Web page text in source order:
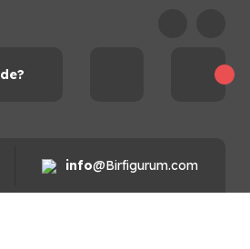
info@Birfigurum.com